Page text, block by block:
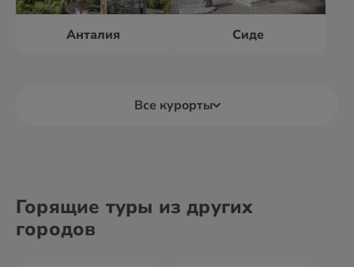
Анталия Сиде
Все курорты
Анкара Белек
Горящие туры из других
городов